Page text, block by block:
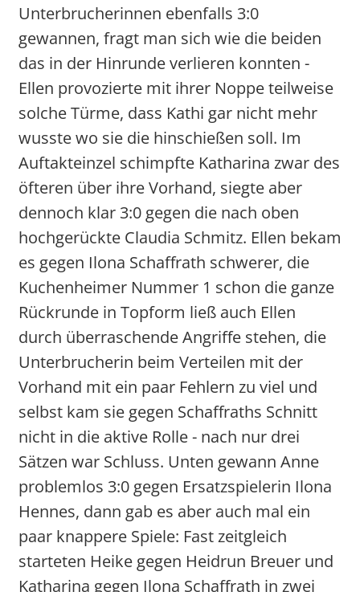
Unterbrucherinnen ebenfalls 3:0
gewannen, fragt man sich wie die beiden
das in der Hinrunde verlieren konnten -
Ellen provozierte mit ihrer Noppe teilweise
solche Türme, dass Kathi gar nicht mehr
wusste wo sie die hinschießen soll. Im
Auftakteinzel schimpfte Katharina zwar des
öfteren über ihre Vorhand, siegte aber
dennoch klar 3:0 gegen die nach oben
hochgerückte Claudia Schmitz. Ellen bekam
es gegen Ilona Schaffrath schwerer, die
Kuchenheimer Nummer 1 schon die ganze
Rückrunde in Topform ließ auch Ellen
durch überraschende Angriffe stehen, die
Unterbrucherin beim Verteilen mit der
Vorhand mit ein paar Fehlern zu viel und
selbst kam sie gegen Schaffraths Schnitt
nicht in die aktive Rolle - nach nur drei
Sätzen war Schluss. Unten gewann Anne
problemlos 3:0 gegen Ersatzspielerin Ilona
Hennes, dann gab es aber auch mal ein
paar knappere Spiele: Fast zeitgleich
starteten Heike gegen Heidrun Breuer und
Katharina gegen Ilona Schaffrath in zwei